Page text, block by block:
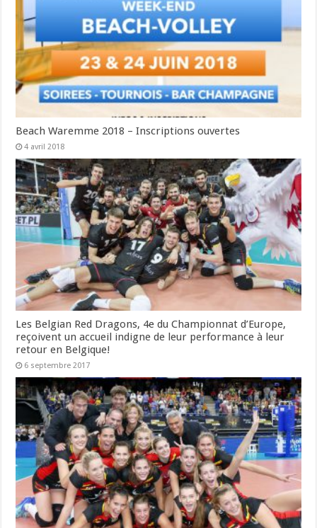
Beach Waremme 2018 – Inscriptions ouvertes
4 avril 2018
Les Belgian Red Dragons, 4e du Championnat d’Europe,
reçoivent un accueil indigne de leur performance à leur
retour en Belgique!
6 septembre 2017